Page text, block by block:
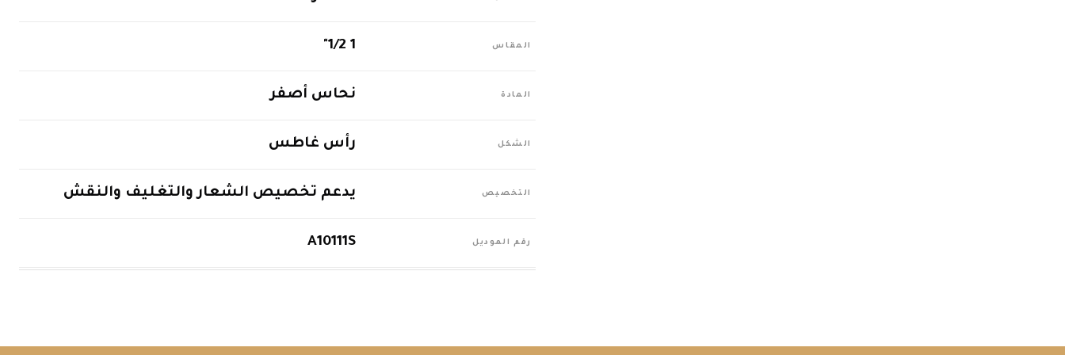
المقاس 1 1/2"
المادة نحاس أصفر
الشكل رأس غاطس
التخصيص يدعم تخصيص الشعار والتغليف والنقش
رقم الموديل A10111S